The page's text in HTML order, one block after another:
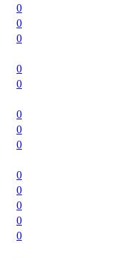
0
0
0
0
0
0
0
0
0
0
0
0
0